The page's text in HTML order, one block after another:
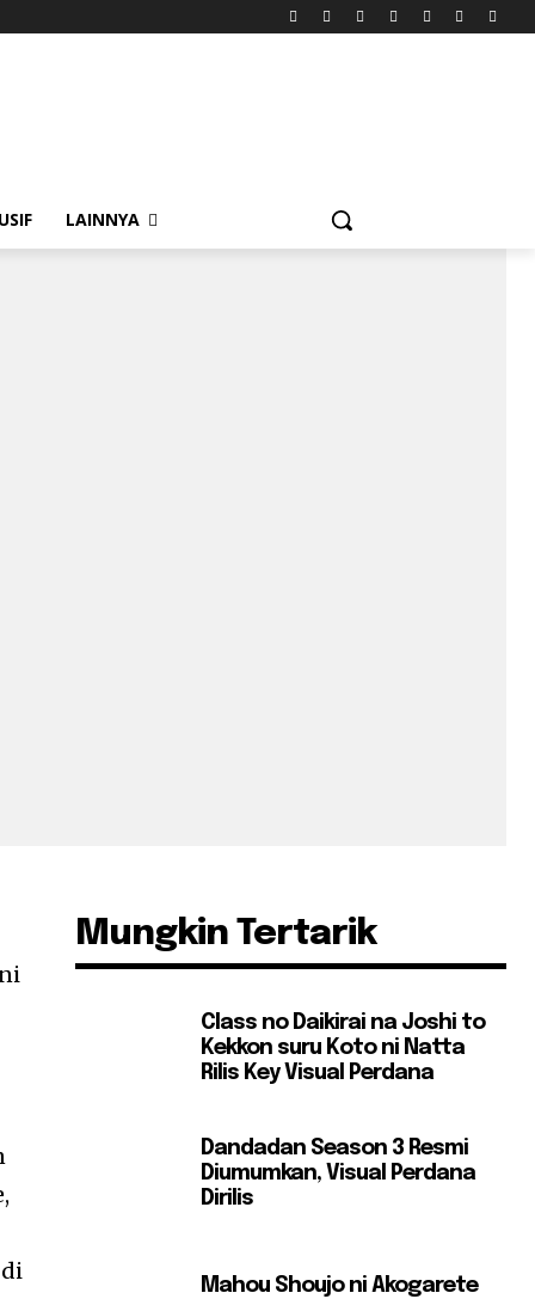
LAINNYA
Mungkin Tertarik
Class no Daikirai na Joshi to
Kekkon suru Koto ni Natta
Rilis Key Visual Perdana
Dandadan Season 3 Resmi
Diumumkan, Visual Perdana
Dirilis
Mahou Shoujo ni Akogarete